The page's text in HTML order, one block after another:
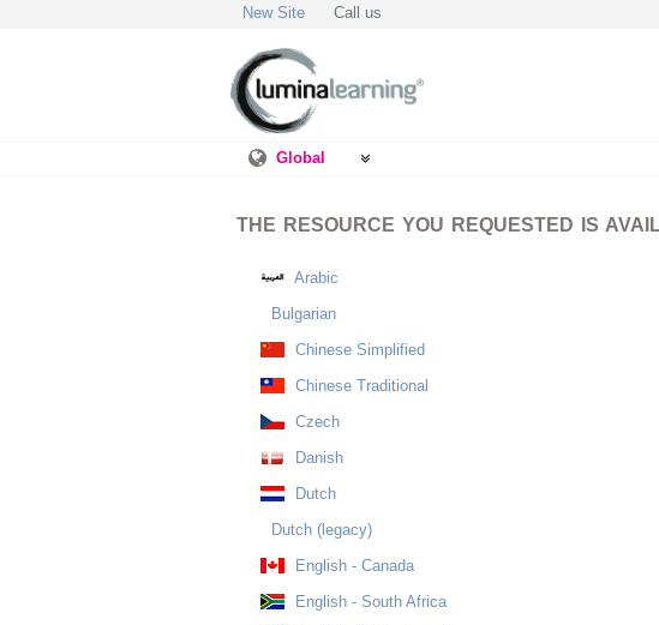
New Site Call us
Global
THE RESOURCE YOU REQUESTED IS
Arabic
Bulgarian
Chinese Simplified
Chinese Traditional
Czech
Danish
Dutch
Dutch (legacy)
English - Canada
English - South Africa